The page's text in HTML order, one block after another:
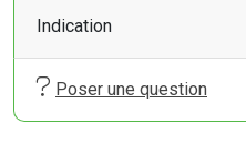
Indication
Poser une question